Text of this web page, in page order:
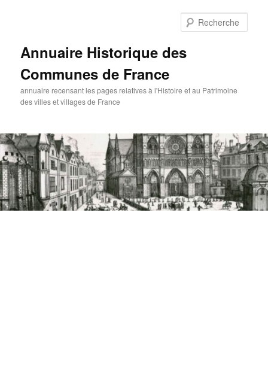
Annuaire Historique des
Communes de France
annuaire recensant les pages relatives à l'Histoire et au Patrimoine
des villes et villages de France